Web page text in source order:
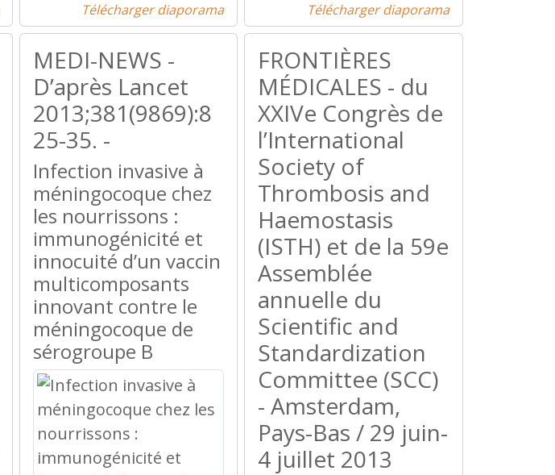
Télécharger diaporama Télécharger diaporama
MEDI-NEWS -
D’après Lancet
2013;381(9869):8
25-35. -
Infection invasive à
méningocoque chez
les nourrissons :
immunogénicité et
innocuité d’un vaccin
multicomposants
innovant contre le
méningocoque de
sérogroupe B
FRONTIÈRES
MÉDICALES - du
XXIVe Congrès de
l’International
Society of
Thrombosis and
Haemostasis
(ISTH) et de la 59e
Assemblée
annuelle du
Scientific and
Standardization
Committee (SCC)
- Amsterdam,
Pays-Bas / 29 juin-
4 juillet 2013